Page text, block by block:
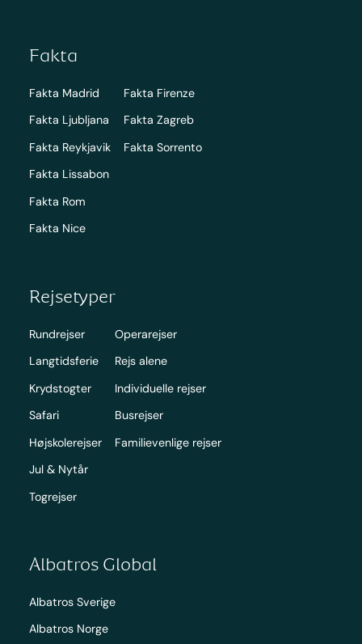
Fakta
Fakta Madrid
Fakta Ljubljana
Fakta Reykjavik
Fakta Lissabon
Fakta Rom
Fakta Nice
Fakta Firenze
Fakta Zagreb
Fakta Sorrento
Rejsetyper
Rundrejser
Langtidsferie
Krydstogter
Safari
Højskolerejser
Jul & Nytår
Togrejser
Operarejser
Rejs alene
Individuelle rejser
Busrejser
Familievenlige rejser
Albatros Global
Albatros Sverige
Albatros Norge